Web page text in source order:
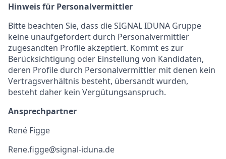
Hinweis für Personalvermittler
Bitte beachten Sie, dass die SIGNAL IDUNA Gruppe
keine unaufgefordert durch Personalvermittler
zugesandten Profile akzeptiert. Kommt es zur
Berücksichtigung oder Einstellung von Kandidaten,
deren Profile durch Personalvermittler mit denen kein
Vertragsverhältnis besteht, übersandt wurden,
besteht daher kein Vergütungsanspruch.
Ansprechpartner
René Figge
Rene.figge@signal-iduna.de